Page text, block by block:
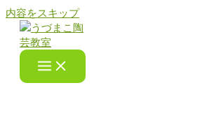
内容をスキップ